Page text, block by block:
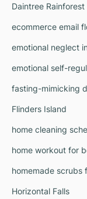
Daintree Rainforest
ecommerce email
emotional neglect
emotional self-
fasting-mimicking
Flinders Island
home cleaning
home workout for
homemade scrubs
Horizontal Falls